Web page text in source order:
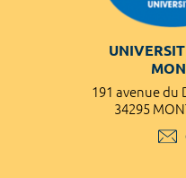
191 avenue du
34295